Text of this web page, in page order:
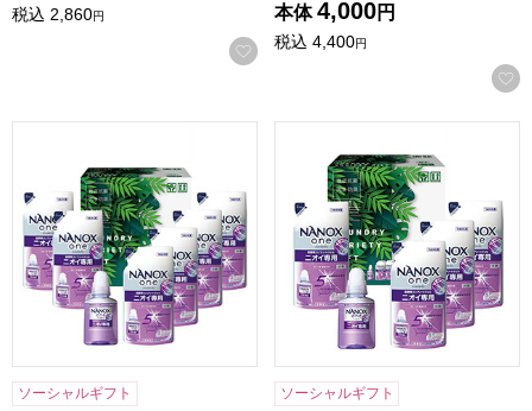
税込 2,860円
お気に入りに登録する
本体 4,000円
税込 4,400円
ソーシャルギフト
ソーシャルギフト